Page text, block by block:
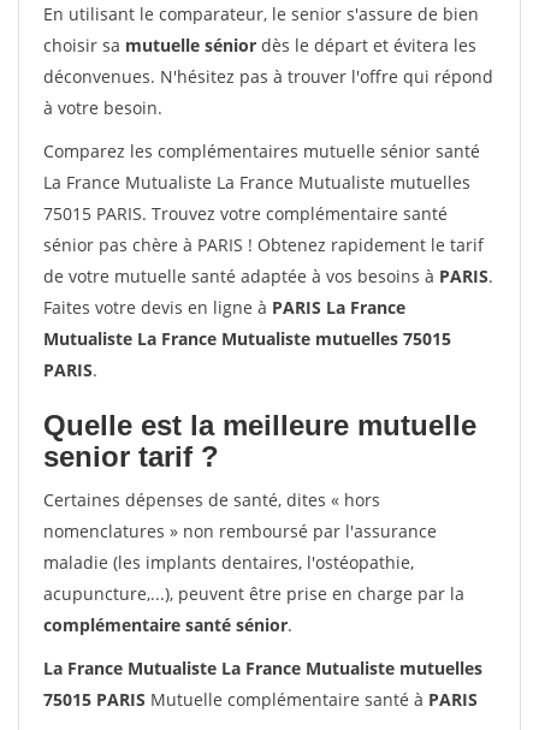
En utilisant le comparateur, le senior s'assure de bien
choisir sa mutuelle sénior dès le départ et évitera les
déconvenues. N'hésitez pas à trouver l'offre qui répond
à votre besoin.
Comparez les complémentaires mutuelle sénior santé
La France Mutualiste La France Mutualiste mutuelles
75015 PARIS. Trouvez votre complémentaire santé
sénior pas chère à PARIS ! Obtenez rapidement le tarif
de votre mutuelle santé adaptée à vos besoins à PARIS.
Faites votre devis en ligne à PARIS La France
Mutualiste La France Mutualiste mutuelles 75015
PARIS.
Quelle est la meilleure mutuelle
senior tarif ?
Certaines dépenses de santé, dites « hors
nomenclatures » non remboursé par l'assurance
maladie (les implants dentaires, l'ostéopathie,
acupuncture,...), peuvent être prise en charge par la
complémentaire santé sénior.
La France Mutualiste La France Mutualiste mutuelles
75015 PARIS Mutuelle complémentaire santé à PARIS